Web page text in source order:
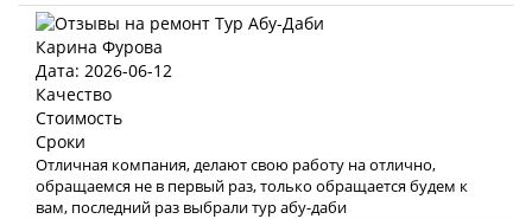
Карина Фурова
Дата: 2026-06-12
Качество
Стоимость
Сроки
Отличная компания, делают свою работу на отлично,
обращаемся не в первый раз, только обращается будем к
вам, последний раз выбрали тур абу-даби